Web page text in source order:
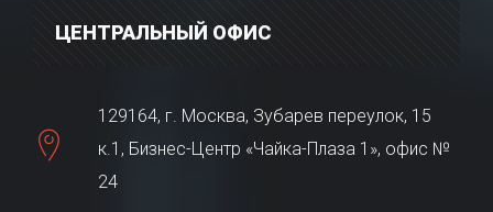
ЦЕНТРАЛЬНЫЙ ОФИС
129164, г. Москва, Зубарев переулок, 15
к.1, Бизнес-Центр «Чайка-Плаза 1», офис №
24